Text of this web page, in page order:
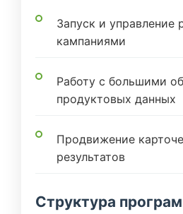
Запуск и управление
кампаниями
Работу с большими
продуктовых данных
Продвижение
результатов
Структура